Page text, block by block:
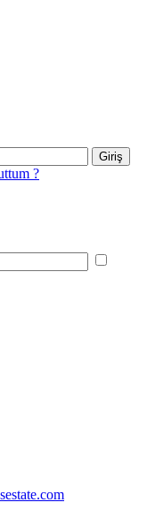
Giriş
?